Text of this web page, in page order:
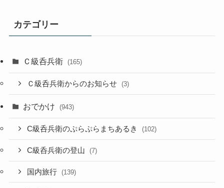
カテゴリー
Ｃ級呑兵衛 (165)
Ｃ級呑兵衛からのお知らせ (3)
おでかけ (943)
C級呑兵衛のぷらぷらまちあるき (102)
C級呑兵衛の登山 (7)
国内旅行 (139)